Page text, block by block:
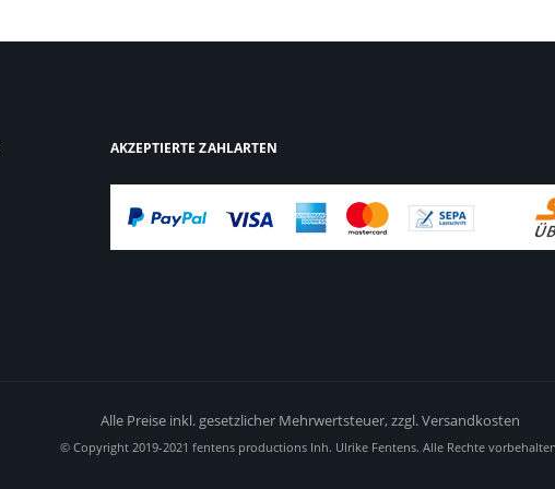
AKZEPTIERTE ZAHLARTEN
Alle Preise inkl. gesetzlicher Mehrwertsteuer,zzgl. Versandkosten
© Copyright 2019-2021 fentens productions Inh. Ulrike Fentens. Alle Rechte